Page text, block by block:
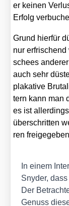
er kei­nen
Erfolg
Grund hier­für
nur
schees
auch sehr
pla­ka­ti­ve
tern kann man
es ist
über­schrit­ten
ren
In einem
Sny­der,
Der
Genuss